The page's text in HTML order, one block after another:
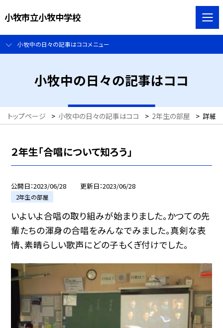
小牧市立小牧中学校
小牧中の日々の記事はココメニュー
小牧中の日々の記事はココ
トップページ > 小牧中の日々の記事はココ > 2年生の部屋 > 詳細
２年生「合唱について知ろう」
公開日 2023/06/28 更新日 2023/06/28
2年生の部屋
いよいよ合唱の取り組みが始まりました。かつての先
輩たちの渾身の合唱をみんなでみました。真剣な表
情、素晴らしい歌声にどの子もくぎ付けでした。